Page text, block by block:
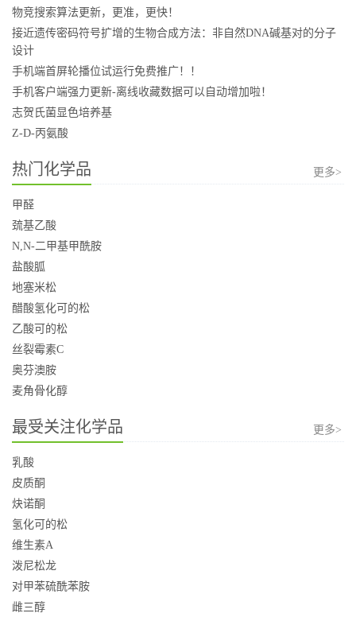
物竞搜索算法更新，更准，更快！
接近遗传密码符号扩增的生物合成方法：非自然DNA碱基对的分子
设计
手机端首屏轮播位试运行免费推广！！
手机客户端强力更新-离线收藏数据可以自动增加啦！
志贺氏菌显色培养基
Z-D-丙氨酸
热门化学品 更多>
甲醛
巯基乙酸
N,N-二甲基甲酰胺
盐酸胍
地塞米松
醋酸氢化可的松
乙酸可的松
丝裂霉素C
奥芬澳胺
麦角骨化醇
最受关注化学品 更多>
乳酸
皮质酮
炔诺酮
氢化可的松
维生素A
泼尼松龙
对甲苯硫酰苯胺
雌三醇